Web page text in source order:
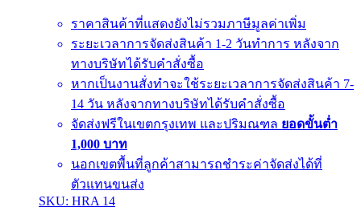
ราคาสินค้าที่แสดงยังไม่รวมภาษีมูลค่าเพิ่ม
ระยะเวลาการจัดส่งสินค้า 1-2 วันทำการ หลังจาก
ทางบริษัทได้รับคำสั่งซื้อ
หากเป็นงานสั่งทำจะใช้ระยะเวลาการจัดส่งสินค้า 7-
14 วัน หลังจากทางบริษัทได้รับคำสั่งซื้อ
จัดส่งฟรีในเขตกรุงเทพ และปริมณฑล ยอดขั้นต่ำ
1,000 บาท
นอกเขตพื้นที่ลูกค้าสามารถชำระค่าจัดส่งได้ที่
ตัวแทนขนส่ง
SKU: HRA 14